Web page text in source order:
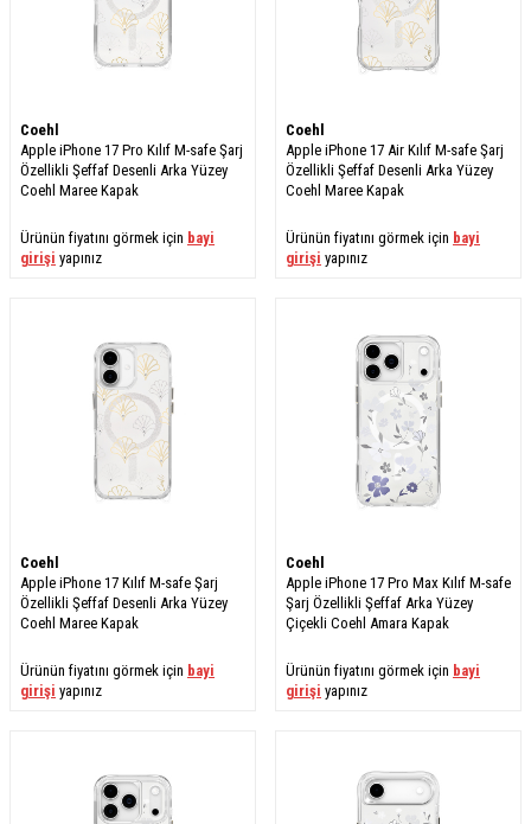
Coehl
Apple iPhone 17 Pro Kılıf M-safe Şarj
Özellikli Şeffaf Desenli Arka Yüzey
Coehl Maree Kapak
Ürünün fiyatını görmek için bayi
girişi yapınız
Coehl
Apple iPhone 17 Air Kılıf M-safe Şarj
Özellikli Şeffaf Desenli Arka Yüzey
Coehl Maree Kapak
Ürünün fiyatını görmek için bayi
girişi yapınız
Coehl
Apple iPhone 17 Kılıf M-safe Şarj
Özellikli Şeffaf Desenli Arka Yüzey
Coehl Maree Kapak
Ürünün fiyatını görmek için bayi
girişi yapınız
Coehl
Apple iPhone 17 Pro Max Kılıf M-safe
Şarj Özellikli Şeffaf Arka Yüzey
Çiçekli Coehl Amara Kapak
Ürünün fiyatını görmek için bayi
girişi yapınız